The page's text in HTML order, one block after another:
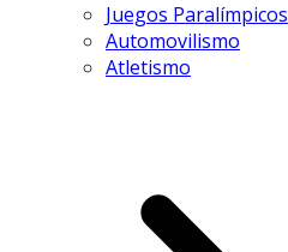
Juegos Paralímpicos
Automovilismo
Atletismo